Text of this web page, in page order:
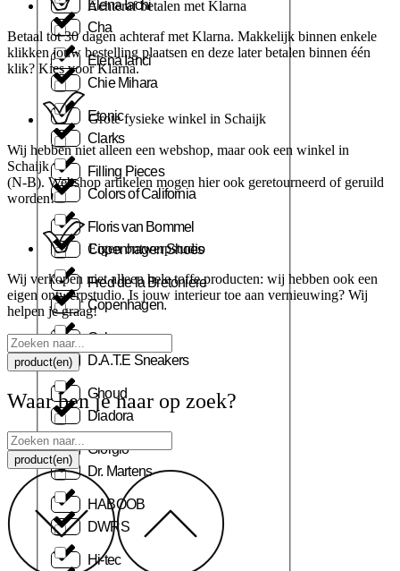
Elena Iachi
Elena Ianci
Etonic
Filling Pieces
Floris van Bommel
Fred de la Bretoniere
Gabor
Ghoud
Giorgio
HABOOB
Hi-tec
Cha
Chie Mihara
Clarks
Colors of California
Copenhagen Shoes
Copenhagen.
D.A.T.E Sneakers
Diadora
Dr. Martens
DWRS
Achteraf betalen met Klarna
Betaal tot 30 dagen achteraf met Klarna. Makkelijk binnen enkele
klikken jouw bestelling plaatsen en deze later betalen binnen één
klik? Kies voor Klarna.
Grote fysieke winkel in Schaijk
Wij hebben niet alleen een webshop, maar ook een winkel in
Schaijk
(N-B). Webshop artikelen mogen hier ook geretourneerd of geruild
worden!
Eigen ontwerpstudio
Wij verkopen niet alleen hele toffe producten: wij hebben ook een
eigen ontwerpstudio. Is jouw interieur toe aan vernieuwing? Wij
helpen je graag!
Search
...product(en)
Waar ben je naar op zoek?
Search
...product(en)